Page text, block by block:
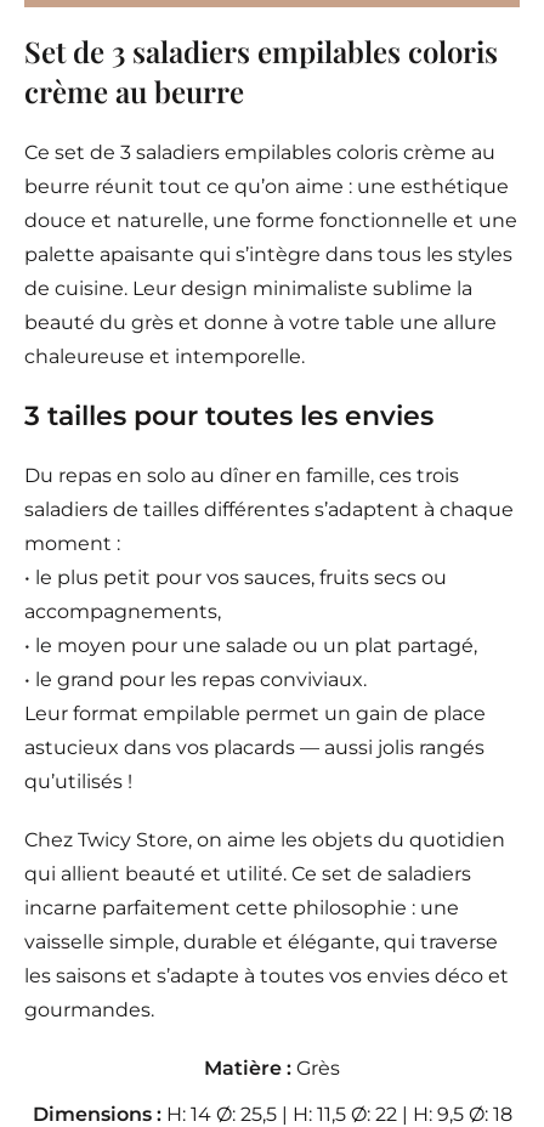
Set de 3 saladiers empilables coloris
crème au beurre
Ce set de 3 saladiers empilables coloris crème au
beurre réunit tout ce qu’on aime : une esthétique
douce et naturelle, une forme fonctionnelle et une
palette apaisante qui s’intègre dans tous les styles
de cuisine. Leur design minimaliste sublime la
beauté du grès et donne à votre table une allure
chaleureuse et intemporelle.
3 tailles pour toutes les envies
Du repas en solo au dîner en famille, ces trois
saladiers de tailles différentes s’adaptent à chaque
moment :
• le plus petit pour vos sauces, fruits secs ou
accompagnements,
• le moyen pour une salade ou un plat partagé,
• le grand pour les repas conviviaux.
Leur format empilable permet un gain de place
astucieux dans vos placards — aussi jolis rangés
qu’utilisés !
Chez Twicy Store, on aime les objets du quotidien
qui allient beauté et utilité. Ce set de saladiers
incarne parfaitement cette philosophie : une
vaisselle simple, durable et élégante, qui traverse
les saisons et s’adapte à toutes vos envies déco et
gourmandes.
Matière : Grès
Dimensions :H: 14 Ø: 25,5 | H: 11,5 Ø: 22 | H: 9,5 Ø: 18